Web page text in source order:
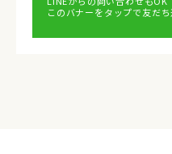
このバナーをタップで友だ